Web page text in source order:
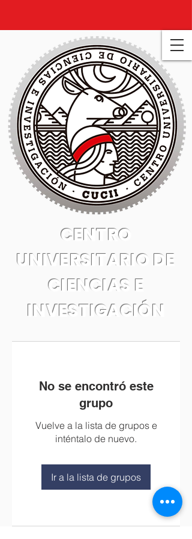
CENTRO
UNIVERSITARIO DE
CIENCIAS E
INVESTIGACIÓN
No se encontró este
grupo
Vuelve a la lista de grupos e
inténtalo de nuevo.
Ir a la lista de grupos